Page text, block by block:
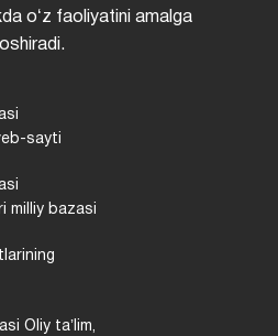
oʻz faoliyatini amalga
oshiradi.
sayti
milliy bazasi
Oliy taʼlim,